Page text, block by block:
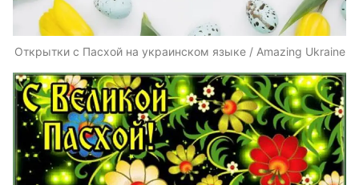
Открытки с Пасхой на украинском языке / Amazing Ukraine